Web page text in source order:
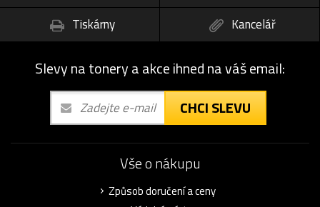
Tiskárny
Kancelář
Slevy na tonery a akce ihned na váš email:
CHCI SLEVU
Vše o nákupu
Způsob doručení a ceny